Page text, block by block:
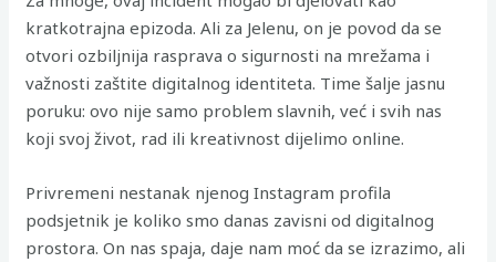
kratkotrajna epizoda. Ali za Jelenu, on je povod da se
otvori ozbiljnija rasprava o sigurnosti na mrežama i
važnosti zaštite digitalnog identiteta. Time šalje jasnu
poruku: ovo nije samo problem slavnih, već i svih nas
koji svoj život, rad ili kreativnost dijelimo online.
Privremeni nestanak njenog Instagram profila
podsjetnik je koliko smo danas zavisni od digitalnog
prostora. On nas spaja, daje nam moć da se izrazimo, ali